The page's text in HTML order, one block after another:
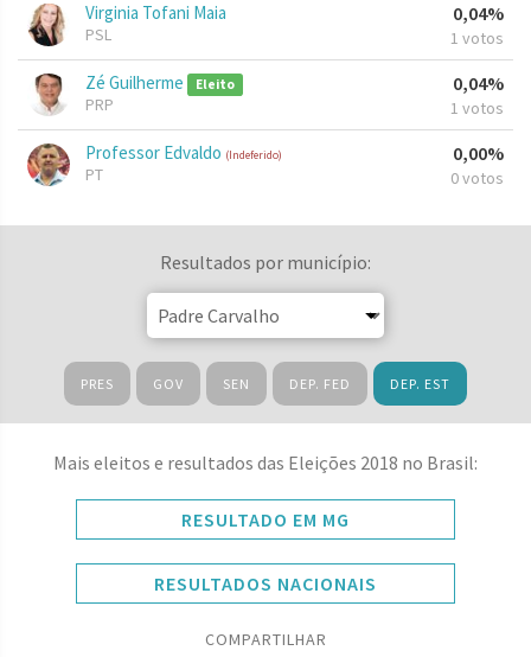
Virginia Tofani Maia
PSL
0,04%
1 votos
Zé Guilherme Eleito
PRP
0,04%
1 votos
Professor Edvaldo (Indeferido)
PT
0,00%
0 votos
Resultados por município:
PRES GOV SEN DEP. FED DEP. EST
Mais eleitos e resultados das Eleições 2018 no Brasil:
RESULTADO EM MG
RESULTADOS NACIONAIS
COMPARTILHAR